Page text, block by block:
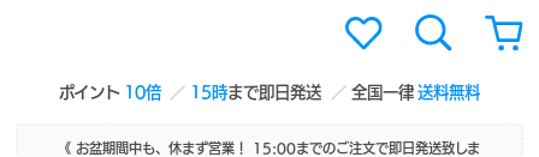
ポイント 10倍 15時まで即日発送 全国一律送料無料
《 お盆期間中も、休まず営業！ 15:00までのご注文で即日発送致しま